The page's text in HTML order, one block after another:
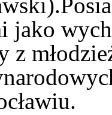
jako
z